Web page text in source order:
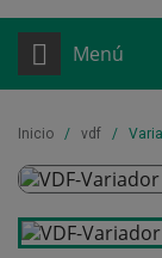
Menú
Inicio vdf